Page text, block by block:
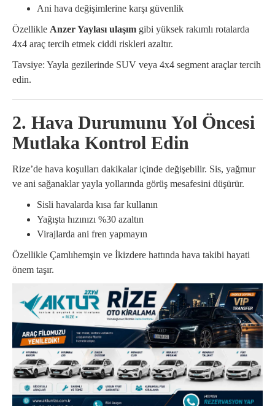
Ani hava değişimlerine karşı güvenlik
Özellikle Anzer Yaylası ulaşım gibi yüksek rakımlı rotalarda
4x4 araç tercih etmek ciddi riskleri azaltır.
Tavsiye: Yayla gezilerinde SUV veya 4x4 segment araçlar tercih
edin.
2. Hava Durumunu Yol Öncesi
Mutlaka Kontrol Edin
Rize’de hava koşulları dakikalar içinde değişebilir. Sis, yağmur
ve ani sağanaklar yayla yollarında görüş mesafesini düşürür.
Sisli havalarda kısa far kullanın
Yağışta hızınızı %30 azaltın
Virajlarda ani fren yapmayın
Özellikle Çamlıhemşin ve İkizdere hattında hava takibi hayati
önem taşır.